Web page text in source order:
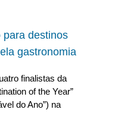
para destinos
gastronomia
finalistas da
of the Year”
do Ano”) na